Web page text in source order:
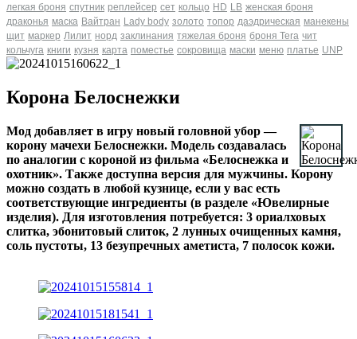
легкая броня спутник реплейсер сет кольцо HD LB женская броня
драконья маска Вайтран Lady body золото топор даэдрическая манекены
щит маркер Лилит норд заклинания тяжелая броня броня Tera чит
кольчуга книги кузня карта поместье сокровища маски меню платье UNP
Корона Белоснежки
Мод добавляет в игру новый головной убор —
корону мачехи Белоснежки. Модель создавалась
по аналогии с короной из фильма «Белоснежка и
охотник». Также доступна версия для мужчины. Корону
можно создать в любой кузнице, если у вас есть
соответствующие ингредиенты (в разделе «Ювелирные
изделия). Для изготовления потребуется: 3 ориалховых
слитка, эбонитовый слиток, 2 лунных очищенных камня,
соль пустоты, 13 безупречных аметиста, 7 полосок кожи.